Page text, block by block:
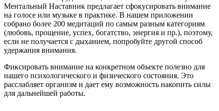
Ментальный Наставник предлагает сфокусировать внимание
на голосе или музыке в практике. В нашем приложении
собрано более 200 медитаций по самым разным категориям
(любовь, прощение, успех, богатство, энергия и пр.), поэтому,
если не получается с дыханием, попробуйте другой способ
удержания внимания.
Фиксировать внимание на конкретном объекте полезно для
нашего психологического и физического состояния. Это
расслабляет организм и дает ему возможность накопить силы
для дальнейшей работы.